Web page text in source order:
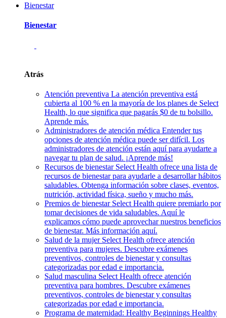
Bienestar
Bienestar
Atrás
Atención preventiva La atención preventiva está
cubierta al 100 % en la mayoría de los planes de Select
Health, lo que significa que pagarás $0 de tu bolsillo.
Aprende más.
Administradores de atención médica Entender tus
opciones de atención médica puede ser difícil. Los
administradores de atención están aquí para ayudarte a
navegar tu plan de salud. ¡Aprende más!
Recursos de bienestar Select Health ofrece una lista de
recursos de bienestar para ayudarle a desarrollar hábitos
saludables. Obtenga información sobre clases, eventos,
nutrición, actividad física, sueño y mucho más.
Premios de bienestar Select Health quiere premiarlo por
tomar decisiones de vida saludables. Aquí le
explicamos cómo puede aprovechar nuestros beneficios
de bienestar. Más información aquí.
Salud de la mujer Select Health ofrece atención
preventiva para mujeres. Descubre exámenes
preventivos, controles de bienestar y consultas
categorizadas por edad e importancia.
Salud masculina Select Health ofrece atención
preventiva para hombres. Descubre exámenes
preventivos, controles de bienestar y consultas
categorizadas por edad e importancia.
Programa de maternidad: Healthy Beginnings Healthy